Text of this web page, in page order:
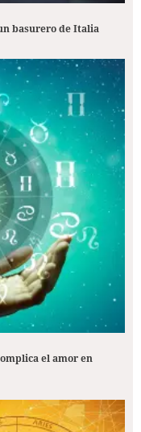
basurero de Italia
el amor en